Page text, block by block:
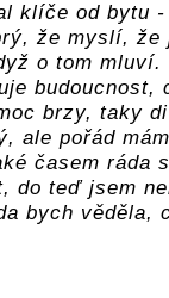
klíče od bytu
že myslí, že
o tom mluví.
brzy, taky
ale pořád
časem ráda
do teď jsem
bych věděla,